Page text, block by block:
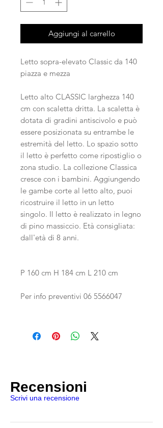
Aggiungi al carrello
Letto sopra-elevato Classic da 140
piazza e mezza
Letto alto CLASSIC larghezza 140
cm con scaletta dritta. La scaletta è
dotata di gradini antiscivolo e può
essere posizionata su entrambe le
estremità del letto. Lo spazio sotto
il letto è perfetto come ripostiglio o
zona studio. La collezione Classica
cresce con i bambini. Aggiungendo
le gambe corte al letto alto, puoi
ricostruire il letto in un letto
singolo. Il letto è realizzato in legno
di pino massiccio. Età consigliata:
dall'età di 8 anni.
P 160 cm H 184 cm L 210 cm
Per info preventivi 06 5566047
Recensioni
Scrivi una recensione